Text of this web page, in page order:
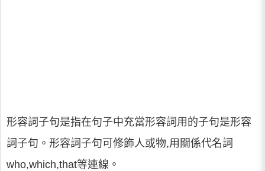
形容詞子句是指在句子中充當形容詞用的子句是形容
詞子句。形容詞子句可修飾人或物,用關係代名詞
who,which,that等連線。